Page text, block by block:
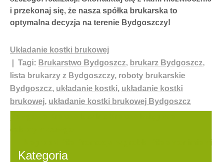
i przekonaj się, że nasza spółka brukarska to
optymalna decyzja na terenie Bydgoszczy!
Układanie kostki brukowej
| Tagi: Brukarstwo Bydgoszcz, brukarz Bydgoszcz,
lista brukarzy z Bydgoszczy, roboty brukarskie
Bydgoszcz, układanie kostki, układanie kostki
brukowej, układanie kostki brukowej Bydgoszcz
Nawigacja
wpisu
cyklotymicznego
Nagrobki Piła Promocja nagrobki Piła antonimiami
Kategoria